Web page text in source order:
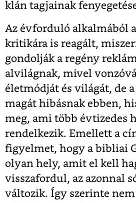
klán tagjainak
Az évforduló alkalmából
kritikára is reagált,
gondolják a regény
alvilágnak, mivel
életmódját és világát, de
magát hibásnak ebben,
meg, ami több évtizedes
rendelkezik. Emellett a
figyelmet, hogy a bibliai
olyan hely, amit el kell
visszafordul, az azonnal
változik. Így szerinte nem